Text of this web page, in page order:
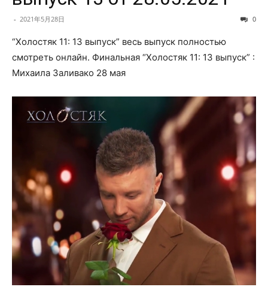
- 2021年5月28日 0
“Холостяк 11: 13 выпуск” весь выпуск полностью
смотреть онлайн. Финальная “Холостяк 11: 13 выпуск” :
Михаила Заливако 28 мая